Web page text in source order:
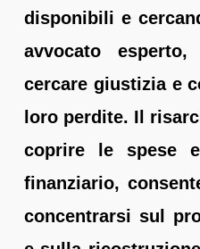
disponibili e
avvocato
cercare giustizia e
loro perdite. Il
coprire le spese
finanziario,
concentrarsi sul